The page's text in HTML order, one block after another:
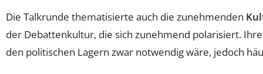
Die Talkrunde thematisierte auch die zunehmenden
der Debattenkultur, die sich zunehmend polarisiert.
den politischen Lagern zwar notwendig wäre, jedoch